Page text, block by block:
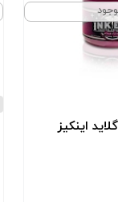
اینکیز